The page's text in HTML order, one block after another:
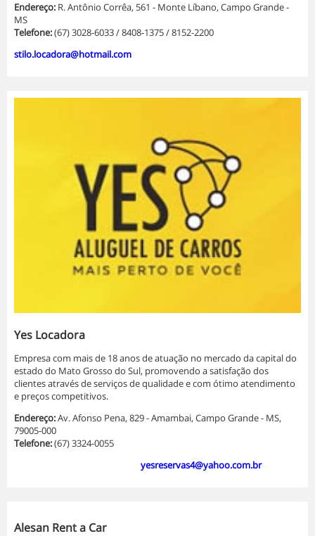
Endereço: R. Antônio Corrêa, 561 - Monte Líbano, Campo Grande -
MS
Telefone:(67) 3028-6033 / 8408-1375 / 8152-2200
stilo.locadora@hotmail.com
Yes Locadora
Empresa com mais de 18 anos de atuação no mercado da capital do
estado do Mato Grosso do Sul, promovendo a satisfação dos
clientes através de serviços de qualidade e com ótimo atendimento
e preços competitivos.
Endereço:Av. Afonso Pena, 829 - Amambai, Campo Grande - MS,
79005-000
Telefone:(67) 3324-0055
yesreservas4@yahoo.com.br
Alesan Rent a Car